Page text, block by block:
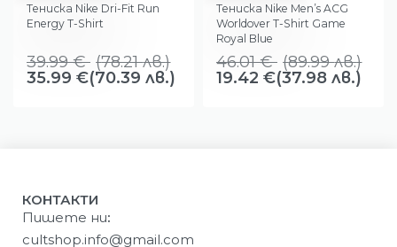
Тениска Nike Dri-Fit Run
Energy T-Shirt
39.99€ (78.21лв.)
35.99 €(70.39 лв.)
Тениска Nike Men’s ACG
Worldover T-Shirt Game
Royal Blue
46.01€ (89.99лв.)
19.42 €(37.98 лв.)
КОНТАКТИ
Пишете ни:
cultshop.info@gmail.com